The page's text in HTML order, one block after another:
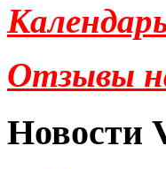
Отзывы
Новости